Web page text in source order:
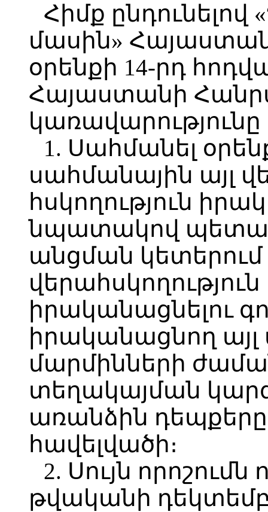
Հիմք
մասին»
օրենքի 14-րդ
Հայաստանի
կառավարությունը
1. Սահմանել
սահմանային այլ
հսկողություն
նպատակով
անցման կետերում
իրականացնելու
իրականացնող
մարմինների
տեղակայման
առանձին
հավելվածի։
2. Սույն որոշումն
թվականի